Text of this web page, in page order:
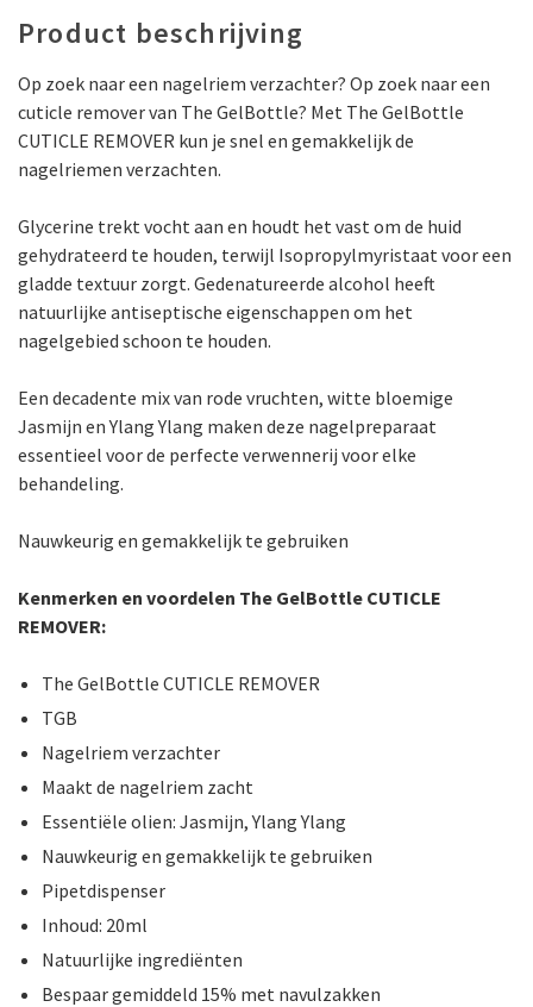
Product beschrijving
Op zoek naar een nagelriem verzachter? Op zoek naar een
cuticle remover van The GelBottle? Met The GelBottle
CUTICLE REMOVER​ kun je snel en gemakkelijk de
nagelriemen verzachten.
Glycerine trekt vocht aan en houdt het vast om de huid
gehydrateerd te houden, terwijl Isopropylmyristaat voor een
gladde textuur zorgt. Gedenatureerde alcohol heeft
natuurlijke antiseptische eigenschappen om het
nagelgebied schoon te houden.
Een decadente mix van rode vruchten, witte bloemige
Jasmijn en Ylang Ylang maken deze nagelpreparaat
essentieel voor de perfecte verwennerij voor elke
behandeling.
Nauwkeurig en gemakkelijk te gebruiken
Kenmerken en voordelen The GelBottle CUTICLE
REMOVER​:
The GelBottle CUTICLE REMOVER
TGB
Nagelriem verzachter
Maakt de nagelriem zacht
Essentiële olien: Jasmijn, Ylang Ylang
Nauwkeurig en gemakkelijk te gebruiken
Pipetdispenser
Inhoud: 20ml
Natuurlijke ingrediënten
Bespaar gemiddeld 15% met navulzakken